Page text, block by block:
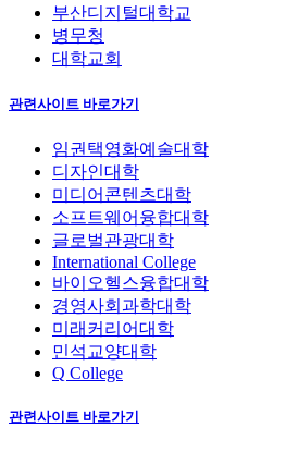
부산디지털대학교
병무청
대학교회
관련사이트 바로가기
임권택영화예술대학
디자인대학
미디어콘텐츠대학
소프트웨어융합대학
글로벌관광대학
International College
바이오헬스융합대학
경영사회과학대학
미래커리어대학
민석교양대학
Q College
관련사이트 바로가기